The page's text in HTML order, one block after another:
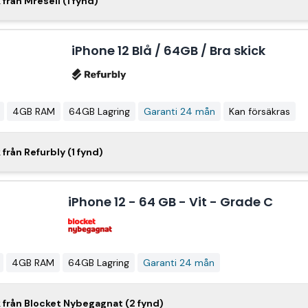
Apple iPhone 12 64 GB svart
4GB RAM 64GB Lagring
iPhone 12 Blå / 64GB / Bra skick
4GB RAM 64GB Lagring Garanti 24 mån Kan försäkras
12 Svart / 64GB / Bra skick
Refurbly (1 fynd)
iPhone 12 - 64 GB - Vit - Grade C
4GB RAM 64GB Lagring Garanti 24 mån
12 - 64 GB - Svart - Grade C
från Blocket Nybegagnat (2 fynd)